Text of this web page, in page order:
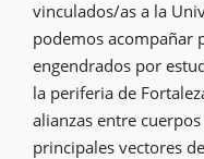
vinculados/as a la
podemos acompañar
engendrados por
la periferia de
alianzas entre
principales vectores